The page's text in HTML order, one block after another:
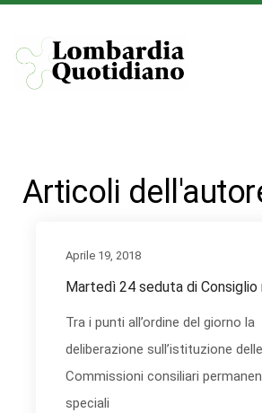
Articoli
Aprile 19, 2018
Martedì 24 seduta di Consiglio
Tra i punti all’ordine del giorno la
deliberazione sull’istituzione delle
Commissioni consiliari
speciali